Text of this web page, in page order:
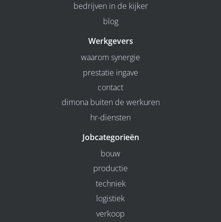
bedrijven in de kijker
blog
Werkgevers
waarom synergie
prestatie ingave
contact
dimona buiten de werkuren
hr-diensten
Jobcategorieën
bouw
productie
techniek
logistiek
verkoop